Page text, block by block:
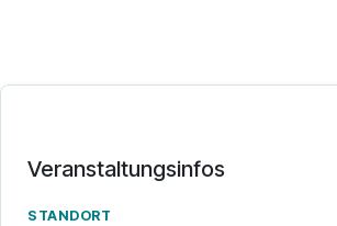
Veranstaltungsinfos
STANDORT